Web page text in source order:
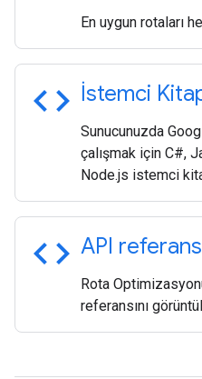
En uygun rotaları
code İstemci
Sunucunuzda
çalışmak için C#,
Node.js istemci
code API
Rota
referansını